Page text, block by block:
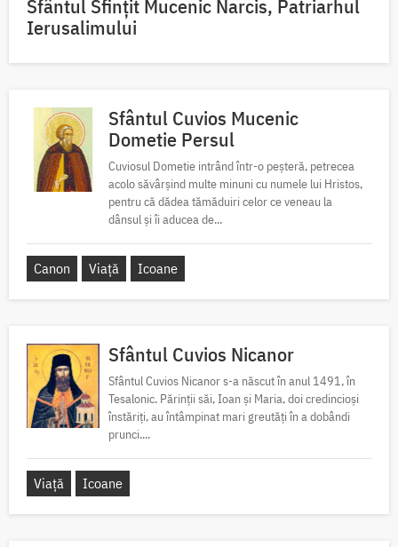
Sfântul Sfinţit Mucenic Narcis, Patriarhul
Ierusalimului
Sfântul Cuvios Mucenic
Dometie Persul
Cuviosul Dometie intrând într-o peșteră, petrecea
acolo săvârșind multe minuni cu numele lui Hristos,
pentru că dădea tămăduiri celor ce veneau la
dânsul și îi aducea de...
Canon Viață Icoane
Sfântul Cuvios Nicanor
Sfântul Cuvios Nicanor s-a născut în anul 1491, în
Tesalonic. Părinții săi, Ioan și Maria, doi credincioși
înstăriți, au întâmpinat mari greutăți în a dobândi
prunci....
Viață Icoane